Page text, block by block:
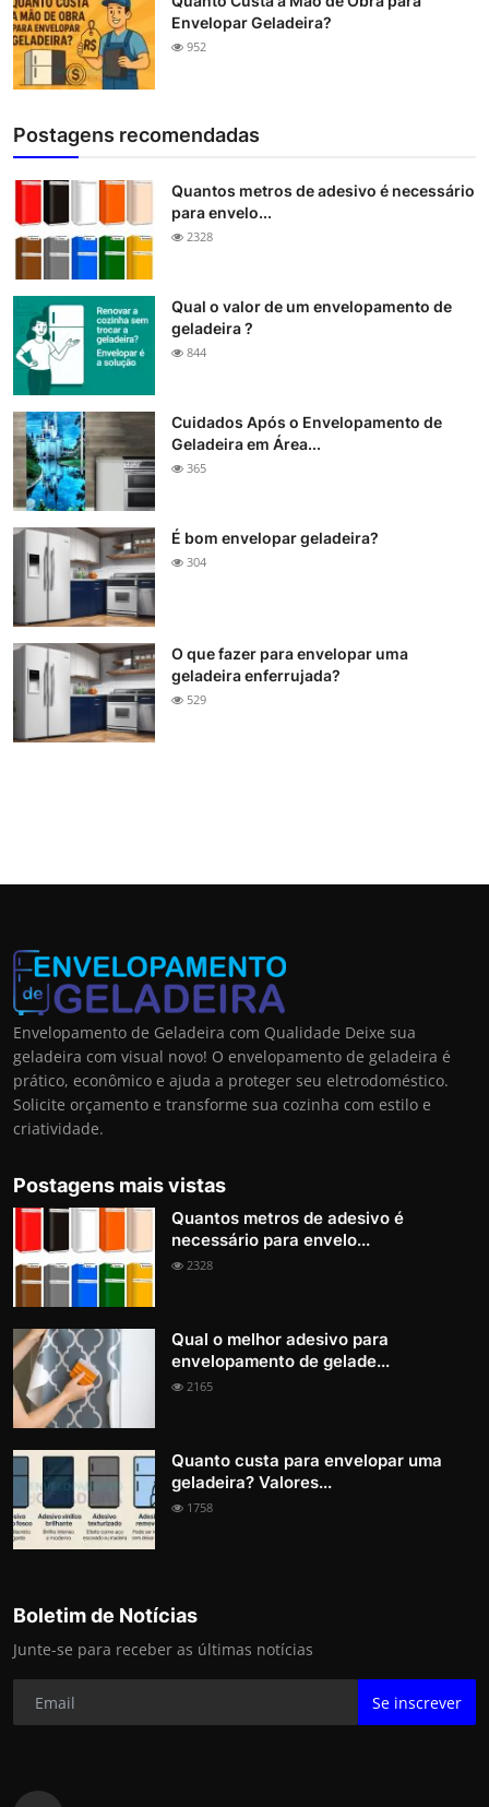
Envelopar Geladeira?
952
Postagens recomendadas
Quantos metros de adesivo é necessário
para envelo...
2328
Qual o valor de um envelopamento de
geladeira ?
844
Cuidados Após o Envelopamento de
Geladeira em Área...
365
É bom envelopar geladeira?
304
O que fazer para envelopar uma
geladeira enferrujada?
529
Envelopamento de Geladeira com Qualidade Deixe sua
geladeira com visual novo! O envelopamento de geladeira é
prático, econômico e ajuda a proteger seu eletrodoméstico.
Solicite orçamento e transforme sua cozinha com estilo e
criatividade.
Postagens mais vistas
Quantos metros de adesivo é
necessário para envelo...
2328
Qual o melhor adesivo para
envelopamento de gelade...
2165
Quanto custa para envelopar uma
geladeira? Valores...
1758
Boletim de Notícias
Junte-se para receber as últimas notícias
Se inscrever